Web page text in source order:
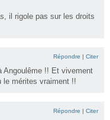
il rigole pas sur les droits
Répondre | Citer
Angoulême !! Et vivement
le mérites vraiment !!
Répondre | Citer